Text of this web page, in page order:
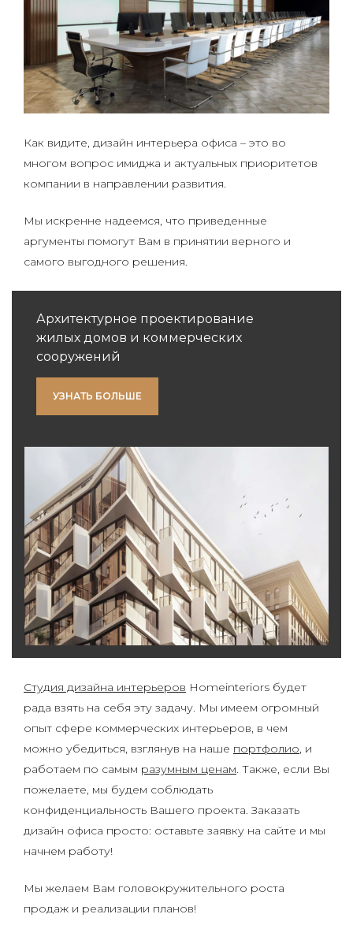
Как видите, дизайн интерьера офиса – это во
многом вопрос имиджа и актуальных приоритетов
компании в направлении развития.
Мы искренне надеемся, что приведенные
аргументы помогут Вам в принятии верного и
самого выгодного решения.
Архитектурное проектирование
жилых домов и коммерческих
сооружений
УЗНАТЬ БОЛЬШЕ
Студия дизайна интерьеров Homeinteriors будет
рада взять на себя эту задачу. Мы имеем огромный
опыт сфере коммерческих интерьеров, в чем
можно убедиться, взглянув на наше портфолио, и
работаем по самым разумным ценам. Также, если Вы
пожелаете, мы будем соблюдать
конфиденциальность Вашего проекта. Заказать
дизайн офиса просто: оставьте заявку на сайте и мы
начнем работу!
Мы желаем Вам головокружительного роста
продаж и реализации планов!